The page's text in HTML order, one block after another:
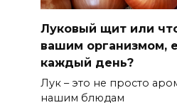
Луковый щит или
вашим организмом,
каждый день?
Лук – это не просто
нашим блюдам